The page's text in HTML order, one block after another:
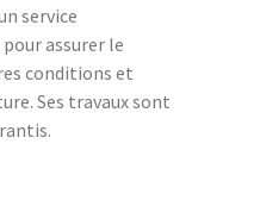
service
assurer le
conditions et
Ses travaux sont